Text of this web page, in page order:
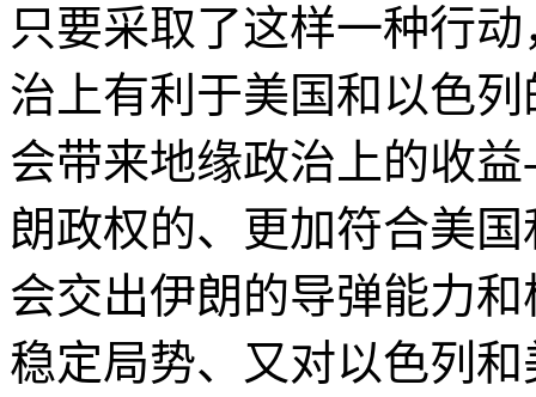
只要采取了这样一种行
治上有利于美国和以色
会带来地缘政治上的收
朗政权的、更加符合美
会交出伊朗的导弹能力
稳定局势、又对以色列